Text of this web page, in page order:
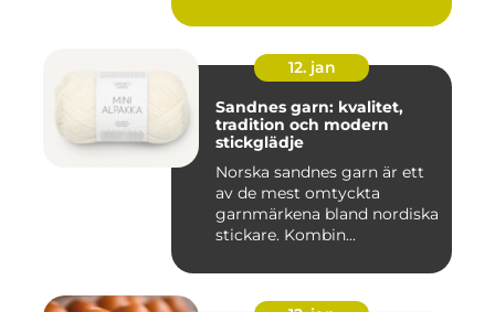
12. jan
Sandnes garn: kvalitet,
tradition och modern
stickglädje
Norska sandnes garn är ett
av de mest omtyckta
garnmärkena bland nordiska
stickare. Kombin...